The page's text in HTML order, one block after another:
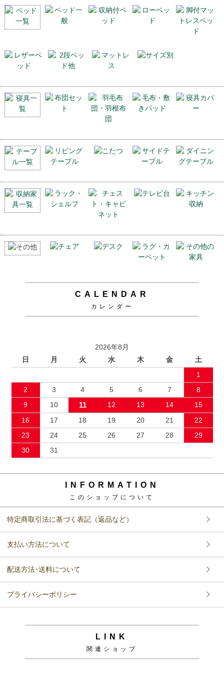
CALENDAR
カレンダー
2026年8月
日
月 火 水 木 金
土
1
2
3 4 5 6 7
8
9
10 11 12 13 14
15
16
17 18 19 20 21
22
23
24 25 26 27 28
29
30
31
INFORMATION
このショップについて
特定商取引法に基づく表記（返品など）
支払い方法について
配送方法･送料について
プライバシーポリシー
LINK
関連ショップ